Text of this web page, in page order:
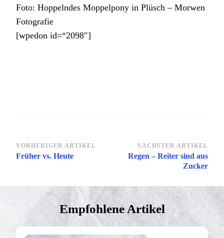
Foto: Hoppelndes Moppelpony in Plüsch – Morwen
Fotografie
[wpedon id=“2098″]
Beitragsnavigation
VORHERIGER ARTIKEL
Früher vs. Heute
NÄCHSTER ARTIKEL
Regen – Reiter sind aus
Zucker
Empfohlene Artikel